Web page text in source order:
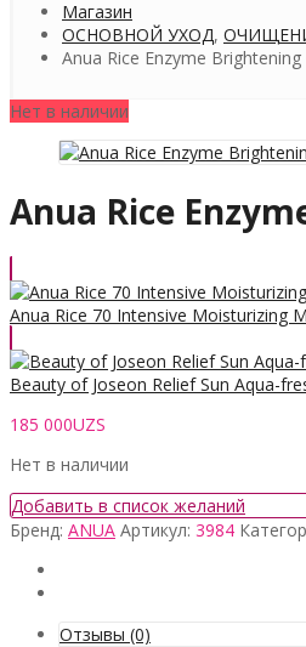
Магазин
ОСНОВНОЙ УХОД,
Anua Rice Enzyme
Нет в наличии
Anua Rice
Anua Rice 70 Intensive Moisturizing
Beauty of Joseon Relief Sun Aqua-
185 000UZS
Нет в наличии
Добавить в список желаний
Бренд: ANUA Артикул: 3984
Отзывы (0)